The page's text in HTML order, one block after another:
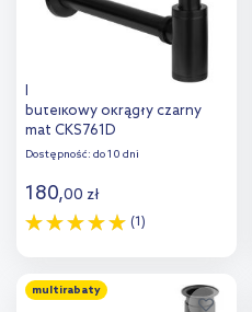
Laveo syfon umywalkowy
butelkowy okrągły czarny
mat CKS761D
Dostępność: do 10 dni
180,00 zł
(1)
Dodaj do
multirabaty